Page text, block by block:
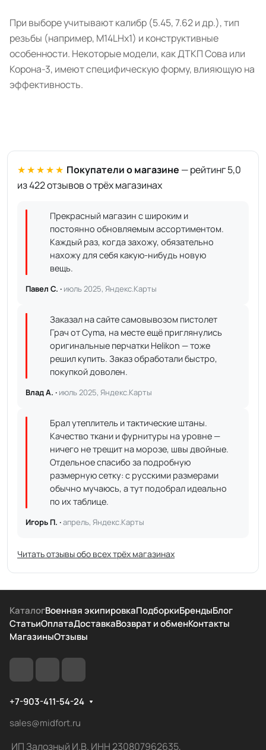
При выборе учитывают калибр (5.45, 7.62 и др.), тип
резьбы (например, М14LHx1) и конструктивные
особенности. Некоторые модели, как ДТКП Сова или
Корона-3, имеют специфическую форму, влияющую на
эффективность.
★★★★★ Покупатели о магазине — рейтинг 5,0
из 422 отзывов о трёх магазинах
Прекрасный магазин с широким и
постоянно обновляемым ассортиментом.
Каждый раз, когда захожу, обязательно
нахожу для себя какую-нибудь новую
вещь.
Павел С. · июль 2025, Яндекс.Карты
Заказал на сайте самовывозом пистолет
Грач от Cyma, на месте ещё приглянулись
оригинальные перчатки Helikon — тоже
решил купить. Заказ обработали быстро,
покупкой доволен.
Влад А. · июль 2025, Яндекс.Карты
Брал утеплитель и тактические штаны.
Качество ткани и фурнитуры на уровне —
ничего не трещит на морозе, швы двойные.
Отдельное спасибо за подробную
размерную сетку: с русскими размерами
обычно мучаюсь, а тут подобрал идеально
по их таблице.
Игорь П. ·апрель, Яндекс.Карты
Читать отзывы обо всех трёх магазинах
КаталогВоенная экипировкаПодборкиБрендыБлог
СтатьиОплатаДоставкаВозврат и обменКонтакты
МагазиныОтзывы
+7-903-411-54-24
sales@midfort.ru
ИП Залозный И.В. ИНН 230807962635,